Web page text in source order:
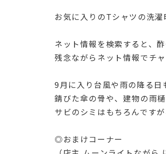
お気に入りのTシャツの洗
ネット情報を検索すると、
残念ながらネット情報でチ
9月に入り台風や雨の降る日
錆びた傘の骨や、建物の雨
サビのシミはもちろんです
◎おまけコーナー